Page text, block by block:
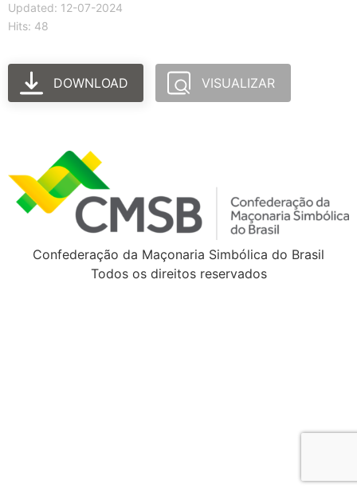
Updated: 12-07-2024
Hits: 48
DOWNLOAD VISUALIZAR
Confederação da Maçonaria Simbólica do Brasil
Todos os direitos reservados